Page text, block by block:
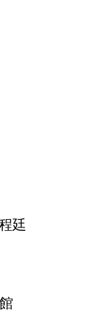
廷